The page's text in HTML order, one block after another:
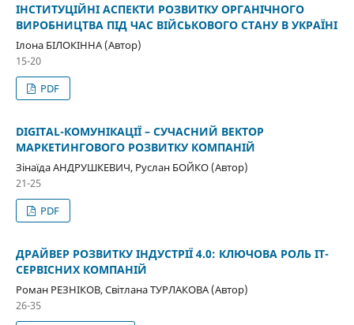
ІНСТИТУЦІЙНІ АСПЕКТИ РОЗВИТКУ ОРГАНІЧНОГО
ВИРОБНИЦТВА ПІД ЧАС ВІЙСЬКОВОГО СТАНУ В УКРАЇНІ
Ілона БІЛОКІННА (Автор)
15-20
PDF
DIGITAL-КОМУНІКАЦІЇ – СУЧАСНИЙ ВЕКТОР
МАРКЕТИНГОВОГО РОЗВИТКУ КОМПАНІЙ
Зінаїда АНДРУШКЕВИЧ, Руслан БОЙКО (Автор)
21-25
PDF
ДРАЙВЕР РОЗВИТКУ ІНДУСТРІЇ 4.0: КЛЮЧОВА РОЛЬ IT-
СЕРВІСНИХ КОМПАНІЙ
Роман РЕЗНІКОВ, Світлана TУРЛАКОВА (Автор)
26-35